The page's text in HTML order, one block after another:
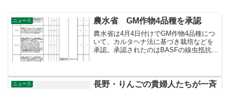
ニュース 農水省 GM作物4品種を承認
農水省は4月4日付けでGM作物4品種につ
いて、カルタヘナ法に基づき栽培などを
承認。承認されたのはBASFの線虫抵抗
種。
ニュース
長野・りんごの貴婦人たちが一斉